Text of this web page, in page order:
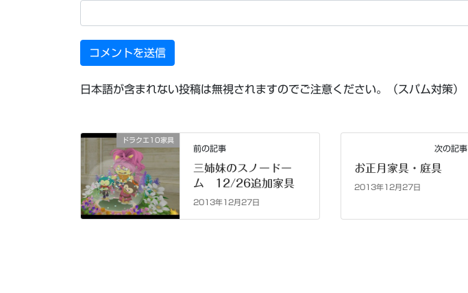
日本語が含まれない投稿は無視されますのでご注意ください。（スパム対策）
ドラクエ10家具
前の記事
三姉妹のスノードー
ム 12/26追加家具
2013年12月27日
次の記事
お正月家具・庭具
2013年12月27日